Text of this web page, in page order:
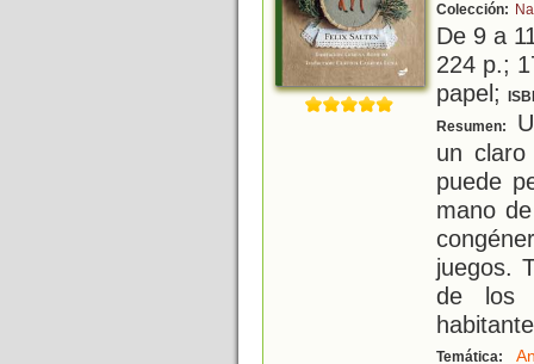
Colección:
De 9 a
224 p.;
papel;
Resumen:
un claro
puede
mano
juegos.
de los
Temática: